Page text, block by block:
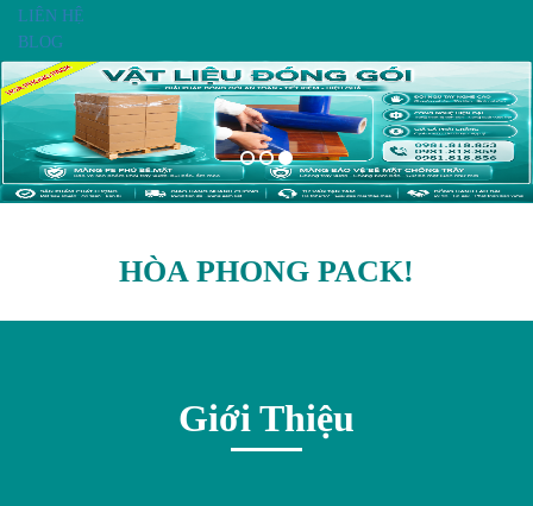
LIÊN HỆ
BLOG
HÒA PHONG PACK!
Giới Thiệu